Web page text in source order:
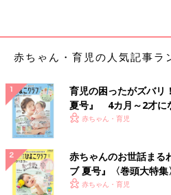
もうとにかく息子を引き付けるため
トンネルとか滑り台とか上に乗るや
上に乗る奴は特に名前はないです。
とか？
なんか妙に和風ですね。
そして例の足滑り台。
足首が明後日の方に向きましたね。
ま、漫画なので誇張して描いていま
グリって捻れました。
赤ちゃん・育児の人気記事ラ
育児の困ったがズバリ
夏号』 4カ月～2才に
いっぱい！
赤ちゃん・育児
赤ちゃんのお世話まる
ブ 夏号』〈巻頭大特
く！ おっぱい・ミルク
赤ちゃん・育児